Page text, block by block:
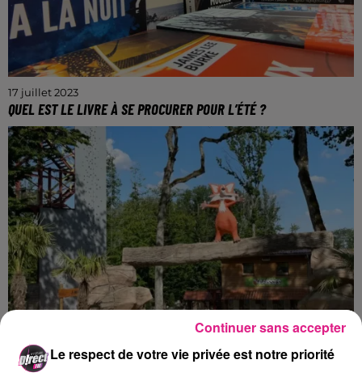
17 juillet 2023
QUEL EST LE LIVRE À SE PROCURER POUR L’ÉTÉ ?
Fred Vargas est la grosse tête d'affiche de notre
sélection estivale.
POKEYLAND : LE SPRINT ESTIVAL EST LANCÉ
Les soirées nocturnes & le Waterjump sont les gros
Le respect de votre vie privée est notre priorité
Continuer sans accepter